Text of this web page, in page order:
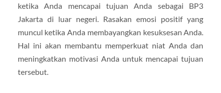
ketika Anda mencapai tujuan Anda sebagai BP3
Jakarta di luar negeri. Rasakan emosi positif yang
muncul ketika Anda membayangkan kesuksesan Anda.
Hal ini akan membantu memperkuat niat Anda dan
meningkatkan motivasi Anda untuk mencapai tujuan
tersebut.